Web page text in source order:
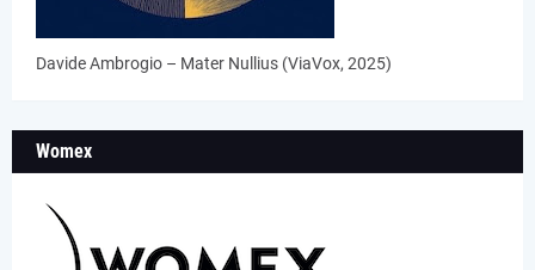
Davide Ambrogio – Mater Nullius (ViaVox, 2025)
Womex